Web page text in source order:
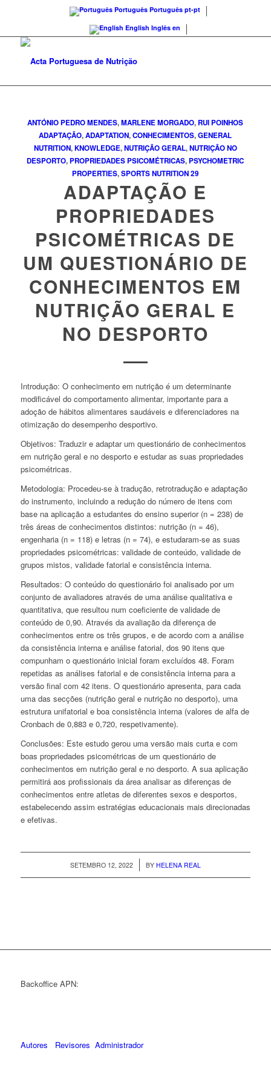
Português Português pt-pt
English Inglês en
ANTÓNIO PEDRO MENDES,MARLENE MORGADO, RUI POINHOS
ADAPTAÇÃO,ADAPTATION,CONHECIMENTOS,GENERAL
NUTRITION,KNOWLEDGE,NUTRIÇÃO GERAL,NUTRIÇÃO NO
DESPORTO,PROPRIEDADES PSICOMÉTRICAS,PSYCHOMETRIC
PROPERTIES,SPORTS NUTRITION29
ADAPTAÇÃO E
PROPRIEDADES
PSICOMÉTRICAS DE
UM QUESTIONÁRIO DE
CONHECIMENTOS EM
NUTRIÇÃO GERAL E
NO DESPORTO
Introdução: O conhecimento em nutrição é um determinante
modificável do comportamento alimentar, importante para a
adoção de hábitos alimentares saudáveis e diferenciadores na
otimização do desempenho desportivo.
Objetivos: Traduzir e adaptar um questionário de conhecimentos
em nutrição geral e no desporto e estudar as suas propriedades
psicométricas.
Metodologia: Procedeu-se à tradução, retrotradução e adaptação
do instrumento, incluindo a redução do número de itens com
base na aplicação a estudantes do ensino superior (n = 238) de
três áreas de conhecimentos distintos: nutrição (n = 46),
engenharia (n = 118) e letras (n = 74), e estudaram-se as suas
propriedades psicométricas: validade de conteúdo, validade de
grupos mistos, validade fatorial e consistência interna.
Resultados: O conteúdo do questionário foi analisado por um
conjunto de avaliadores através de uma análise qualitativa e
quantitativa, que resultou num coeficiente de validade de
conteúdo de 0,90. Através da avaliação da diferença de
conhecimentos entre os três grupos, e de acordo com a análise
da consistência interna e análise fatorial, dos 90 itens que
compunham o questionário inicial foram excluídos 48. Foram
repetidas as análises fatorial e de consistência interna para a
versão final com 42 itens. O questionário apresenta, para cada
uma das secções (nutrição geral e nutrição no desporto), uma
estrutura unifatorial e boa consistência interna (valores de alfa de
Cronbach de 0,883 e 0,720, respetivamente).
Conclusões: Este estudo gerou uma versão mais curta e com
boas propriedades psicométricas de um questionário de
conhecimentos em nutrição geral e no desporto. A sua aplicação
permitirá aos profissionais da área analisar as diferenças de
conhecimentos entre atletas de diferentes sexos e desportos,
estabelecendo assim estratégias educacionais mais direcionadas
e efetivas.
SETEMBRO 12, 2022
/ BY HELENA REAL
Backoffice APN:
Autores Revisores Administrador